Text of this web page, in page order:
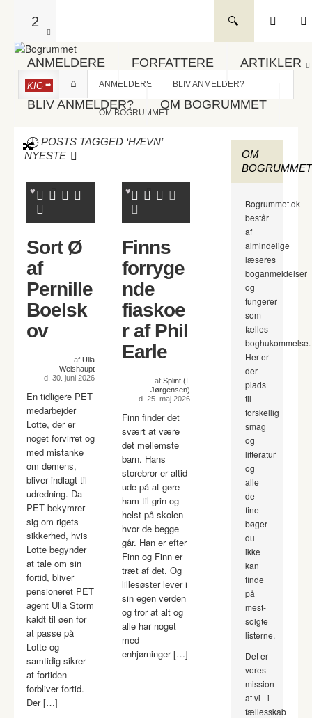
2
ANMELDERE FORFATTERE ARTIKLER
BLIV ANMELDER? OM BOGRUMMET
KIG ANMELDERE BLIV ANMELDER?
OM BOGRUMMET
POSTS TAGGED ‘HÆVN’ -
NYESTE
Sort Ø
af
Pernille
Boelsk
ov
af Ulla
Weishaupt
d. 30. juni 2026
En tidligere PET
medarbejder
Lotte, der er
noget forvirret og
med mistanke
om demens,
bliver indlagt til
udredning. Da
PET bekymrer
sig om rigets
sikkerhed, hvis
Lotte begynder
at tale om sin
fortid, bliver
pensioneret PET
agent Ulla Storm
kaldt til øen for
at passe på
Lotte og
samtidig sikrer
at fortiden
forbliver fortid.
Der […]
Finns
forryge
nde
fiaskoe
r af Phil
Earle
af Splint (I.
Jørgensen)
d. 25. maj 2026
Finn finder det
svært at være
det mellemste
barn. Hans
storebror er altid
ude på at gøre
ham til grin og
helst på skolen
hvor de begge
går. Han er efter
Finn og Finn er
træt af det. Og
lillesøster lever i
sin egen verden
og tror at alt og
alle har noget
med
enhjørninger […]
OM
BOGRUMMET
Bogrummet.dk
består
af
almindelige
læseres
boganmeldelser
og
fungerer
som
fælles
boghukommelse.
Her er
der
plads
til
forskellig
smag
og
litteratur
og
alle
de
fine
bøger
du
ikke
kan
finde
på
mest-
solgte
listerne.
Det er
vores
mission
at vi - i
fællesskab